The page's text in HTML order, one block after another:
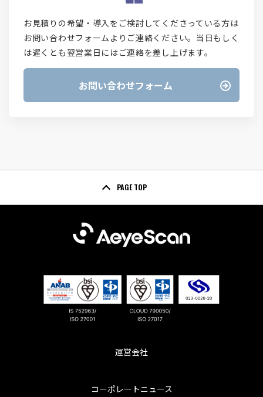
お見積りの希望・導入をご検討してくださっている方は
お問い合わせフォームよりご連絡ください。当日もしく
は遅くとも翌営業日にはご連絡を差し上げます。
お問い合わせフォーム
PAGE TOP
運営会社
コーポレートニュース